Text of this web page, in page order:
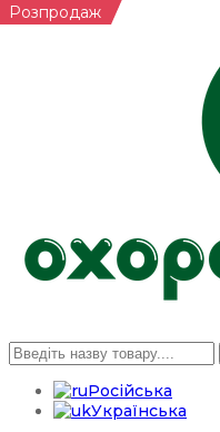
Російська
Українська
Розпродаж